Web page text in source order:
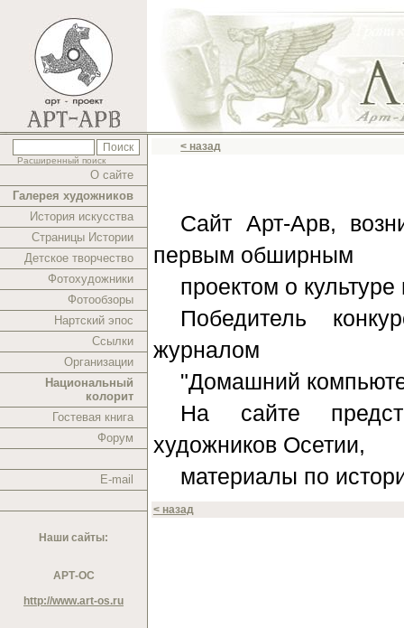
Расширенный поиск
О сайте
Галерея художников
История искусства
Страницы Истории
Детское творчество
Фотохудожники
Фотообзоры
Нартский эпос
Ссылки
Организации
Национальный
колорит
Гостевая книга
Форум
E-mail
Наши сайты:
АРТ-ОС
http://www.art-os.ru
< назад
Сайт Арт-Арв,
первым обширным
проектом о
Победитель
журналом
"Домашний
На сайте
художников Осетии,
материалы по
< назад